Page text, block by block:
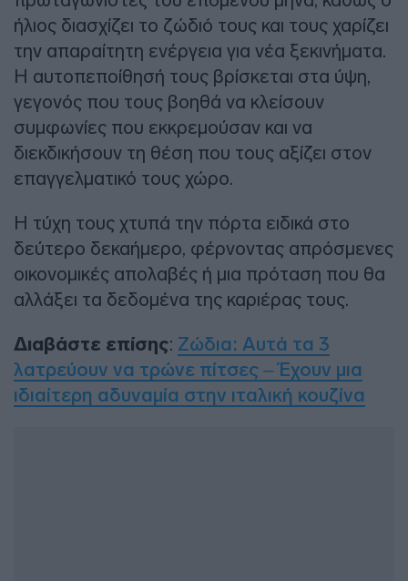
ήλιος διασχίζει το ζώδιό τους και τους χαρίζει
την απαραίτητη ενέργεια για νέα ξεκινήματα.
Η αυτοπεποίθησή τους βρίσκεται στα ύψη,
γεγονός που τους βοηθά να κλείσουν
συμφωνίες που εκκρεμούσαν και να
διεκδικήσουν τη θέση που τους αξίζει στον
επαγγελματικό τους χώρο.
Η τύχη τους χτυπά την πόρτα ειδικά στο
δεύτερο δεκαήμερο, φέρνοντας απρόσμενες
οικονομικές απολαβές ή μια πρόταση που θα
αλλάξει τα δεδομένα της καριέρας τους.
Διαβάστε επίσης: Ζώδια: Αυτά τα 3
λατρεύουν να τρώνε πίτσες – Έχουν μια
ιδιαίτερη αδυναμία στην ιταλική κουζίνα